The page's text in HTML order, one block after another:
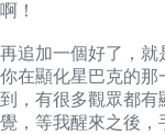
啊！
再追加一個好了，就
你在顯化星巴克的那
到，有很多觀眾都有
覺，等我醒來之後，